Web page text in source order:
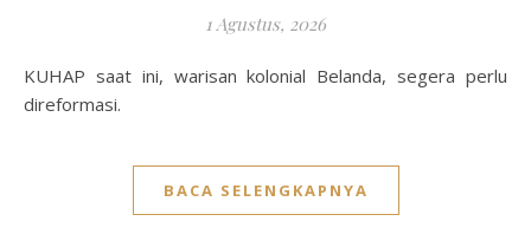
1 Agustus, 2026
KUHAP saat ini, warisan kolonial Belanda, segera perlu
direformasi.
BACA SELENGKAPNYA